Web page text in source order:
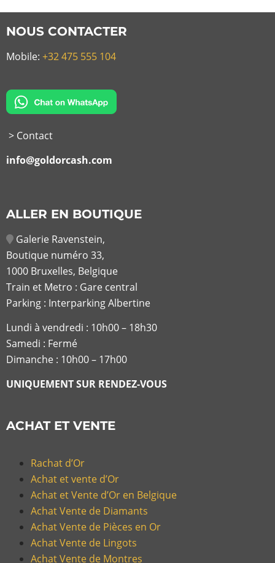
NOUS CONTACTER
Mobile: +32 475 555 104
> Contact
info@goldorcash.com
ALLER EN BOUTIQUE
Galerie Ravenstein,
Boutique numéro 33,
1000 Bruxelles, Belgique
Train et Metro : Gare central
Parking : Interparking Albertine
Lundi à vendredi : 10h00 – 18h30
Samedi : Fermé
Dimanche : 10h00 – 17h00
UNIQUEMENT SUR RENDEZ-VOUS
ACHAT ET VENTE
Rachat d’Or
Achat et vente d’Or
Achat et Vente d’Or en Belgique
Achat Vente de Diamants
Achat Vente de Pièces en Or
Achat Vente de Lingots
Achat Vente de Montres